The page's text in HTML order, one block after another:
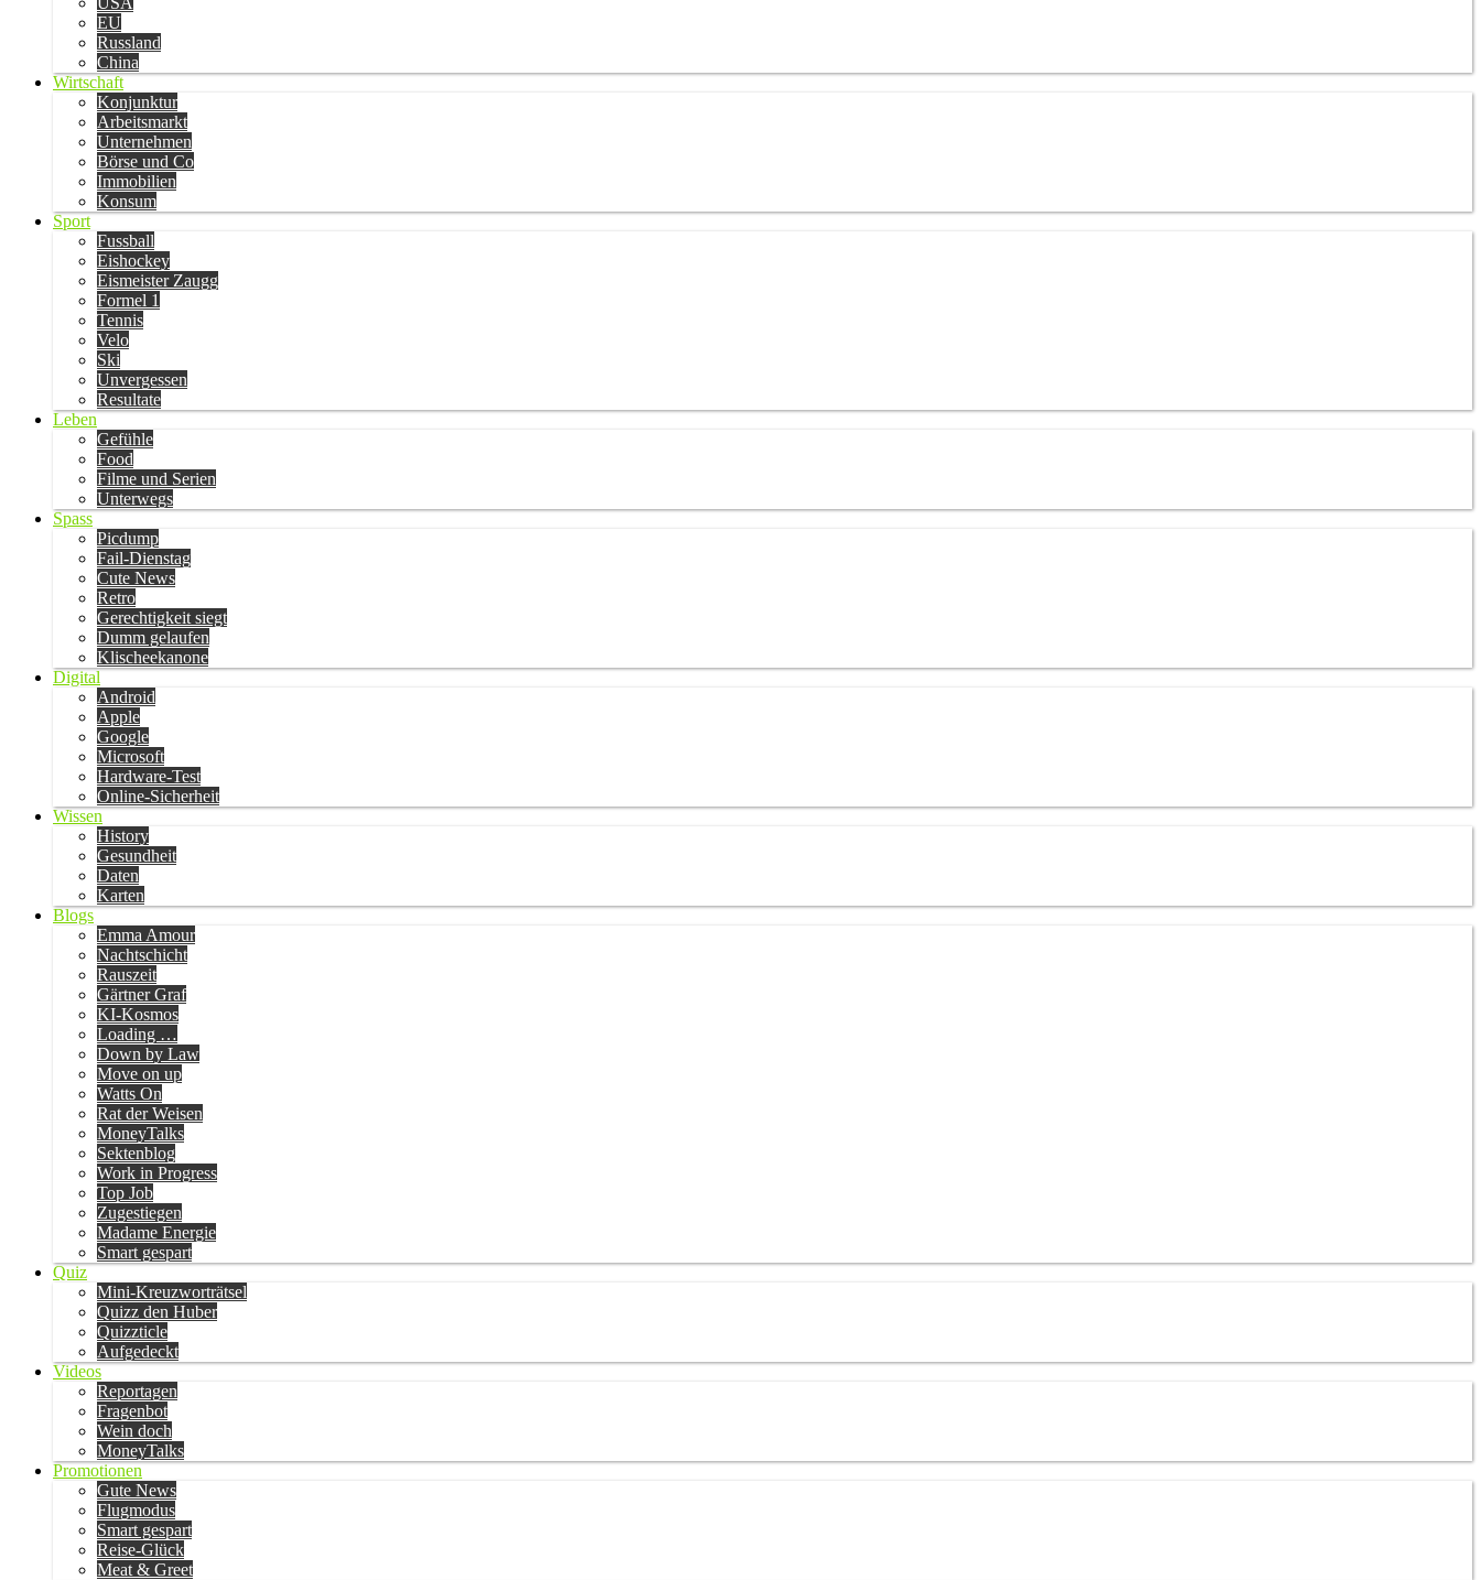
EU
Russland
China
Wirtschaft
Konjunktur
Arbeitsmarkt
Unternehmen
Börse und Co
Immobilien
Konsum
Sport
Fussball
Eishockey
Eismeister Zaugg
Formel 1
Tennis
Velo
Ski
Unvergessen
Resultate
Leben
Gefühle
Food
Filme und Serien
Unterwegs
Spass
Picdump
Fail-Dienstag
Cute News
Retro
Gerechtigkeit siegt
Dumm gelaufen
Klischeekanone
Digital
Android
Apple
Google
Microsoft
Hardware-Test
Online-Sicherheit
Wissen
History
Gesundheit
Daten
Karten
Blogs
Emma Amour
Nachtschicht
Rauszeit
Gärtner Graf
KI-Kosmos
Loading …
Down by Law
Move on up
Watts On
Rat der Weisen
MoneyTalks
Sektenblog
Work in Progress
Top Job
Zugestiegen
Madame Energie
Smart gespart
Quiz
Mini-Kreuzworträtsel
Quizz den Huber
Quizzticle
Aufgedeckt
Videos
Reportagen
Fragenbot
Wein doch
MoneyTalks
Promotionen
Gute News
Flugmodus
Smart gespart
Reise-Glück
Meat & Greet